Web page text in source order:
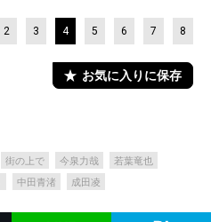
2 3 4 5 6 7 8
お気に入りに保存
街の上で 今泉力哉
若葉竜也
中田青渚 成田凌